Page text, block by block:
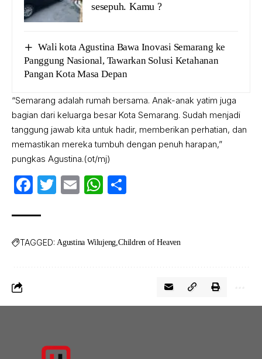
sesepuh. Kamu ?
Wali kota Agustina Bawa Inovasi Semarang ke
Panggung Nasional, Tawarkan Solusi Ketahanan
Pangan Kota Masa Depan
“Semarang adalah rumah bersama. Anak-anak yatim juga
bagian dari keluarga besar Kota Semarang. Sudah menjadi
tanggung jawab kita untuk hadir, memberikan perhatian, dan
memastikan mereka tumbuh dengan penuh harapan,”
pungkas Agustina.(ot/mj)
Facebook
Twitter
EmailWhatsApp
TAGGED: Agustina Wilujeng Children of Heaven